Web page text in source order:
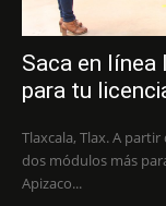
Saca en línea
para tu
Tlaxcala, Tlax. A
dos módulos más
Apizaco...